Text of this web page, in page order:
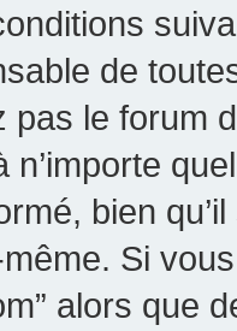
de
pas le forum
n’importe
bien
Si
alors que